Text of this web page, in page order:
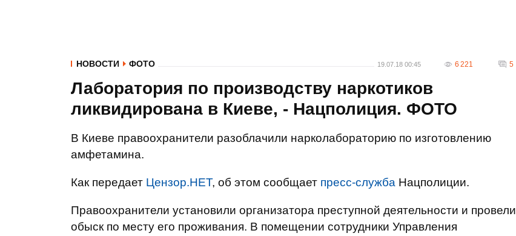
НОВОСТИ ФОТО 19.07.18 00:45 6 221 5
Лаборатория по производству наркотиков
ликвидирована в Киеве, - Нацполиция. ФОТО
В Киеве правоохранители разоблачили нарколабораторию по изготовлению
амфетамина.
Как передает Цензор.НЕТ, об этом сообщает пресс-служба Нацполиции.
Правоохранители установили организатора преступной деятельности и провели
обыск по месту его проживания. В помещении сотрудники Управления